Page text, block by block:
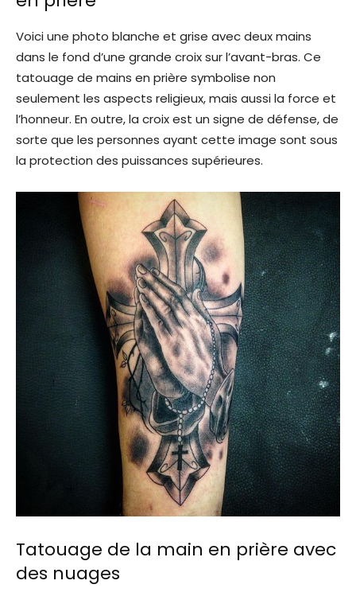
Voici une photo blanche et grise avec deux mains
dans le fond d’une grande croix sur l’avant-bras. Ce
tatouage de mains en prière symbolise non
seulement les aspects religieux, mais aussi la force et
l’honneur. En outre, la croix est un signe de défense, de
sorte que les personnes ayant cette image sont sous
la protection des puissances supérieures.
Tatouage de la main en prière avec
des nuages